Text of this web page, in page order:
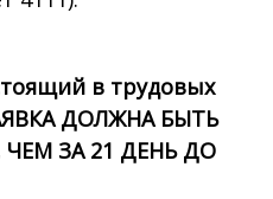
в трудовых
ДОЛЖНА БЫТЬ
ЗА 21 ДЕНЬ ДО